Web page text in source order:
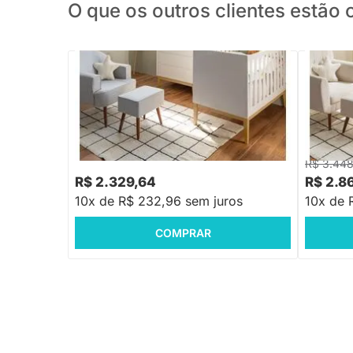
O que os outros clientes estão
Kit Quarto Theo com Pés Square Natural
- Berço + Cômoda 3 Gavetas + Poltrona
de Amamentação Capri com Puff -
Branco
R$ 2.329,64
10x de R$ 232,96 sem juros
COMPRAR
Kit
Berço +
- Branco
R$
R$
10x de